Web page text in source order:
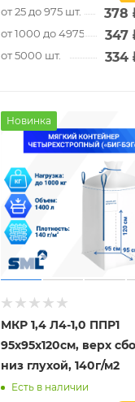
от 25 до 975 шт. 378
от 1000 до 4975 шт. 347
от 5000 шт. 334
Новинка
МКР 1,4 Л4-1,0 ППР1
95х95х120см, верх
низ глухой, 140г/м2
Есть в наличии